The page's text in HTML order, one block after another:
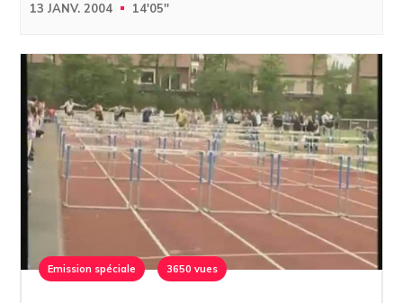
13 JANV. 2004 14'05''
Emission spéciale 3650 vues